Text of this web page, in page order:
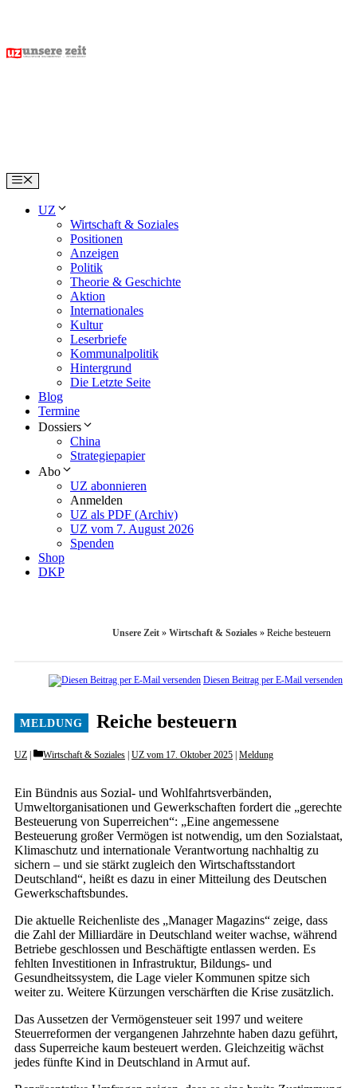
content
Menu
UZ
Wirtschaft & Soziales
Positionen
Anzeigen
Politik
Theorie & Geschichte
Aktion
Internationales
Kultur
Leserbriefe
Kommunalpolitik
Hintergrund
Die Letzte Seite
Blog
Termine
Dossiers
China
Strategiepapier
Abo
UZ abonnieren
Anmelden
UZ als PDF (Archiv)
UZ vom 7. August 2026
Spenden
Shop
DKP
Unsere Zeit » Wirtschaft & Soziales » Reiche besteuern
Diesen Beitrag per E-Mail versenden
Reiche besteuern
UZ Categories
Wirtschaft & Soziales UZ vom 17. Oktober 2025 Meldung
Ein Bündnis aus Sozial- und Wohlfahrtsverbänden,
Umweltorganisationen und Gewerkschaften fordert die „gerechte
Besteuerung von Superreichen“: „Eine angemessene
Besteuerung großer Vermögen ist notwendig, um den Sozialstaat,
Klimaschutz und internationale Verantwortung nachhaltig zu
sichern – und sie stärkt zugleich den Wirtschaftsstandort
Deutschland“, heißt es dazu in einer Mitteilung des Deutschen
Gewerkschaftsbundes.
Die aktuelle Reichenliste des „Manager Magazins“ zeige, dass
die Zahl der Milliardäre in Deutschland weiter wachse, während
Betriebe geschlossen und Beschäftigte entlassen werden. Es
fehlten Investitionen in Infrastruktur, Bildungs- und
Gesundheitssystem, die Lage vieler Kommunen spitze sich
weiter zu. Weitere Kürzungen verschärften die Krise zusätzlich.
Das Aussetzen der Vermögensteuer seit 1997 und weitere
Steuerreformen der vergangenen Jahrzehnte haben dazu geführt,
dass Superreiche kaum besteuert werden. Gleichzeitig wächst
jedes fünfte Kind in Deutschland in Armut auf.